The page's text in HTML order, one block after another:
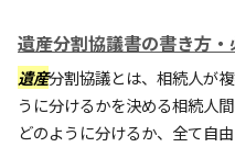
遺産分割協議書の書き方
遺産分割協議とは、相続人が
うに分けるかを決める相続人
どのように分けるか、全て自